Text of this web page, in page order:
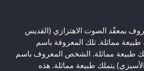
بمعقّد الصوت الاهتزازي (القديس
مماثلة. تلك المعروفة باسم
طبيعة مماثلة. الشخص المعروف باسم
يتملك طبيعة مماثلة. هذه